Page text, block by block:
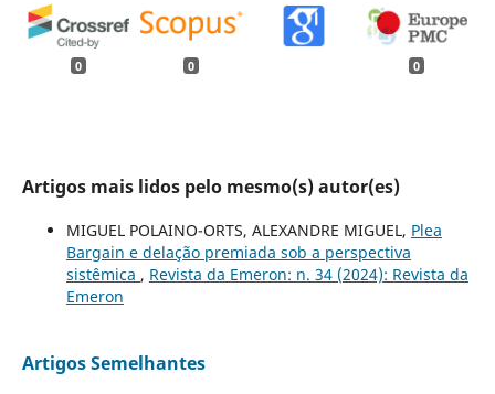
0 0 0
Artigos mais lidos pelo mesmo(s) autor(es)
MIGUEL POLAINO-ORTS, ALEXANDRE MIGUEL, Plea
Bargain e delação premiada sob a perspectiva
sistêmica , Revista da Emeron: n. 34 (2024): Revista da
Emeron
Artigos Semelhantes